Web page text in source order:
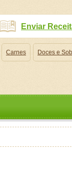
Enviar
Carnes Doces e